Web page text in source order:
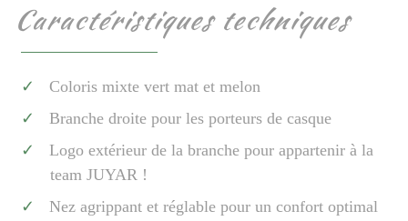
Caractéristiques techniques
Coloris mixte vert mat et melon
Branche droite pour les porteurs de casque
Logo extérieur de la branche pour appartenir à la
team JUYAR !
Nez agrippant et réglable pour un confort optimal